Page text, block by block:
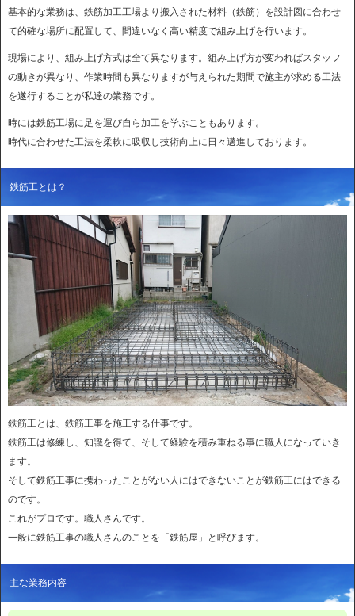
基本的な業務は、鉄筋加工工場より搬入された材料（鉄筋）を設計図に合わせ
て的確な場所に配置して、間違いなく高い精度で組み上げを行います。
現場により、組み上げ方式は全て異なります。組み上げ方が変わればスタッフ
の動きが異なり、作業時間も異なりますが与えられた期間で施主が求める工法
を遂行することが私達の業務です。
時には鉄筋工場に足を運び自ら加工を学ぶこともあります。
時代に合わせた工法を柔軟に吸収し技術向上に日々邁進しております。
鉄筋工とは？
鉄筋工とは、鉄筋工事を施工する仕事です。
鉄筋工は修練し、知識を得て、そして経験を積み重ねる事に職人になっていき
ます。
そして鉄筋工事に携わったことがない人にはできないことが鉄筋工にはできる
のです。
これがプロです。職人さんです。
一般に鉄筋工事の職人さんのことを「鉄筋屋」と呼びます。
主な業務内容